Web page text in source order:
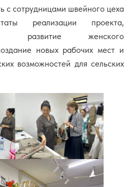
с сотрудницами швейного цеха
реализации проекта,
развитие женского
новых рабочих мест и
возможностей для сельских